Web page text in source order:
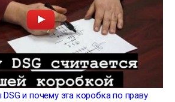
и почему эта коробка по праву